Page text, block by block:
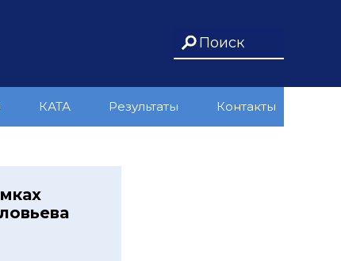
КАТА Результаты Контакты